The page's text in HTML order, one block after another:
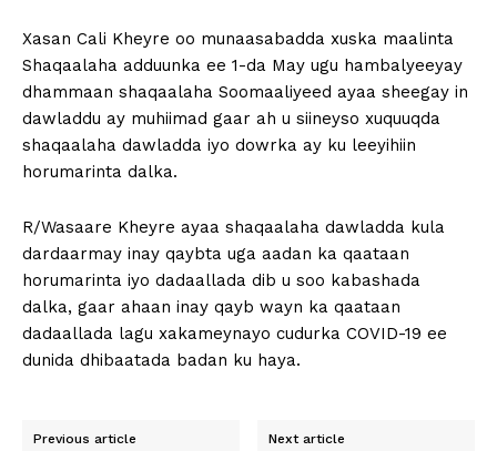
Xasan Cali Kheyre oo munaasabadda xuska maalinta
Shaqaalaha adduunka ee 1-da May ugu hambalyeeyay
dhammaan shaqaalaha Soomaaliyeed ayaa sheegay in
dawladdu ay muhiimad gaar ah u siineyso xuquuqda
shaqaalaha dawladda iyo dowrka ay ku leeyihiin
horumarinta dalka.
R/Wasaare Kheyre ayaa shaqaalaha dawladda kula
dardaarmay inay qaybta uga aadan ka qaataan
horumarinta iyo dadaallada dib u soo kabashada
dalka, gaar ahaan inay qayb wayn ka qaataan
dadaallada lagu xakameynayo cudurka COVID-19 ee
dunida dhibaatada badan ku haya.
Previous article Next article